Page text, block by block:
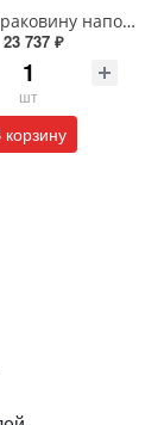
Тумба под раковину напольная EQUIL Найс 60 см tnNICE60.2Y-05 белая
23 737 ₽
шт
корзину